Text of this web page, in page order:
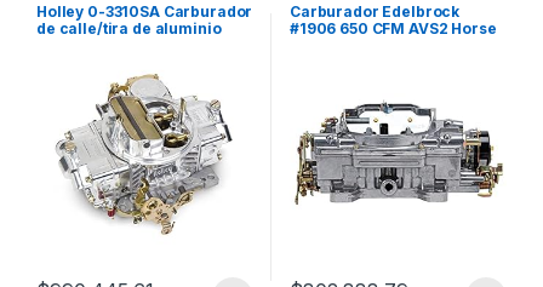
Holley 0-3310SA Carburador
de calle/tira de aluminio
Carburador Edelbrock
#1906 650 CFM AVS2 Horse